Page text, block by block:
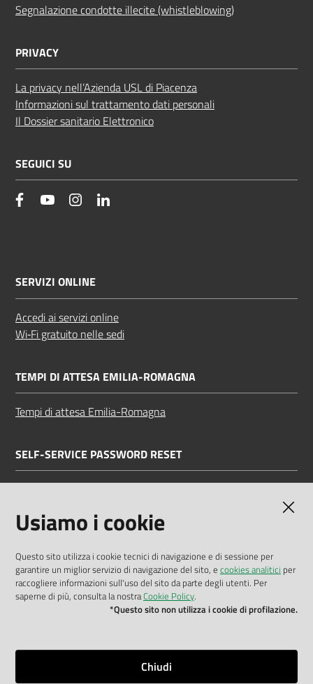
Segnalazione condotte illecite (whistleblowing)
PRIVACY
La privacy nell’Azienda USL di Piacenza
Informazioni sul trattamento dati personali
Il Dossier sanitario Elettronico
SEGUICI SU
facebookYouTube Instagram
SERVIZI ONLINE
Accedi ai servizi online
Wi‑Fi gratuito nelle sedi
TEMPI DI ATTESA EMILIA-ROMAGNA
Tempi di attesa Emilia-Romagna
SELF-SERVICE PASSWORD RESET
Dichiarazione di accessibilità
Privacy policy
Usiamo i cookie
Questo sito utilizza i cookie tecnici di navigazione e di sessione per
garantire un miglior servizio di navigazione del sito, e cookies analitici per
raccogliere informazioni sull'uso del sito da parte degli utenti. Per
saperne di più, consulta la nostraCookie Policy.
*Questo sito non utilizza i cookie di profilazione.
Chiudi